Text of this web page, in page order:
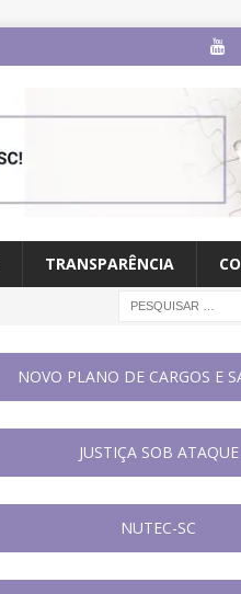
TRANSPARÊNCIA
NOVO PLANO DE CARGOS E
JUSTIÇA SOB ATAQUE
NUTEC-SC